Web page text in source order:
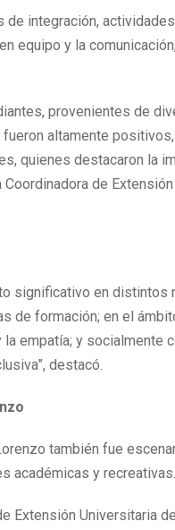
integración,
equipo y la
provenientes de
altamente
quienes destacaron la
de
significativo en distintos
de formación; en el
empatía; y socialmente
destacó.
también fue
académicas y recreativas.
Extensión Universitaria